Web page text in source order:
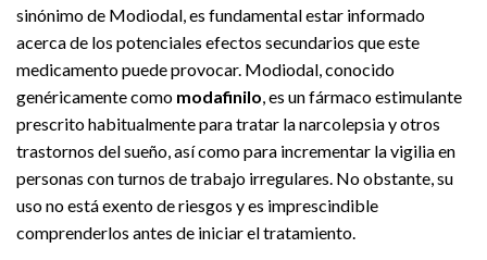
sinónimo de Modiodal, es fundamental estar informado
acerca de los potenciales efectos secundarios que este
medicamento puede provocar. Modiodal, conocido
genéricamente como modafinilo, es un fármaco estimulante
prescrito habitualmente para tratar la narcolepsia y otros
trastornos del sueño, así como para incrementar la vigilia en
personas con turnos de trabajo irregulares. No obstante, su
uso no está exento de riesgos y es imprescindible
comprenderlos antes de iniciar el tratamiento.